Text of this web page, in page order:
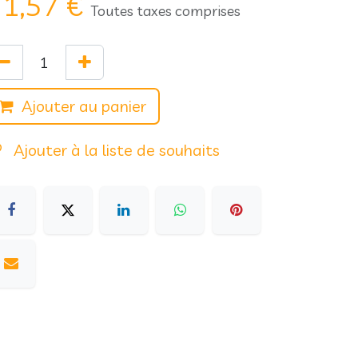
Toutes taxes comprises
Ajouter au panier
Ajouter à la liste de souhaits